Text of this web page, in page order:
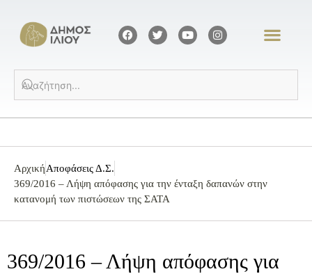
ΑρχικήΑποφάσεις Δ.Σ.
369/2016 – Λήψη απόφασης για την ένταξη δαπανών στην
κατανομή των πιστώσεων της ΣΑΤΑ
369/2016 – Λήψη απόφασης για